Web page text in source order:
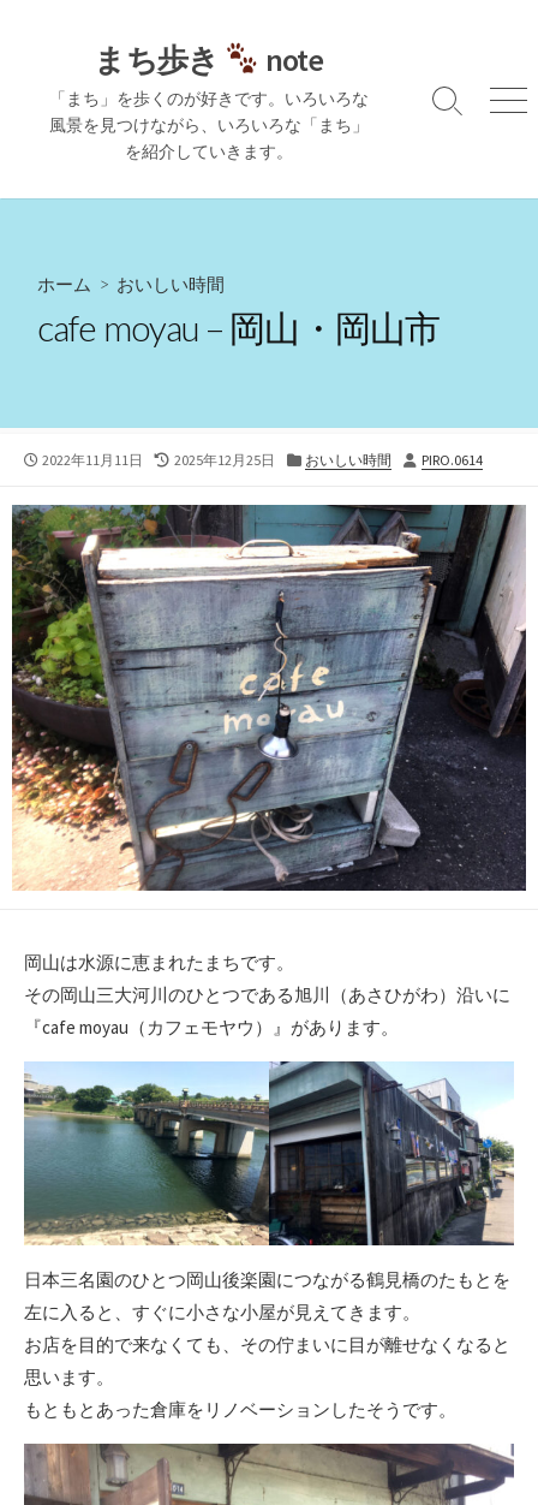
ス
まち歩き note
「まち」を歩くのが好きです。いろいろな
風景を見つけながら、いろいろな「まち」
を紹介していきます。
検
替
メ
ホーム > おいしい時間
cafe moyau – 岡山・岡山市
公
日
2022年11月11日
最
更
新
日
2025年12月25日
カ
ゴ
リ
ー
おいしい時間
投
者
PIRO.0614
岡山は水源に恵まれたまちです。
その岡山三大河川のひとつである旭川（あさひがわ）沿いに
『cafe moyau（カフェモヤウ）』があります。
日本三名園のひとつ岡山後楽園につながる鶴見橋のたもとを
左に入ると、すぐに小さな小屋が見えてきます。
お店を目的で来なくても、その佇まいに目が離せなくなると
思います。
もともとあった倉庫をリノベーションしたそうです。